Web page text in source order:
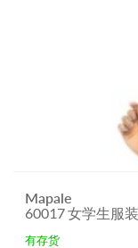
Mapale
60017 女学生服
有存货